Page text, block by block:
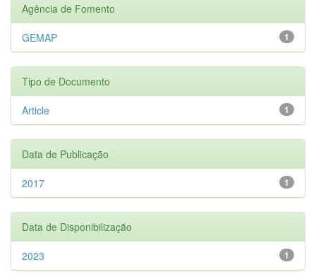
Agência de Fomento
1
GEMAP
Tipo de Documento
1
Article
Data de Publicação
1
2017
Data de Disponibilização
1
2023